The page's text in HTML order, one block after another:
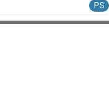
PS